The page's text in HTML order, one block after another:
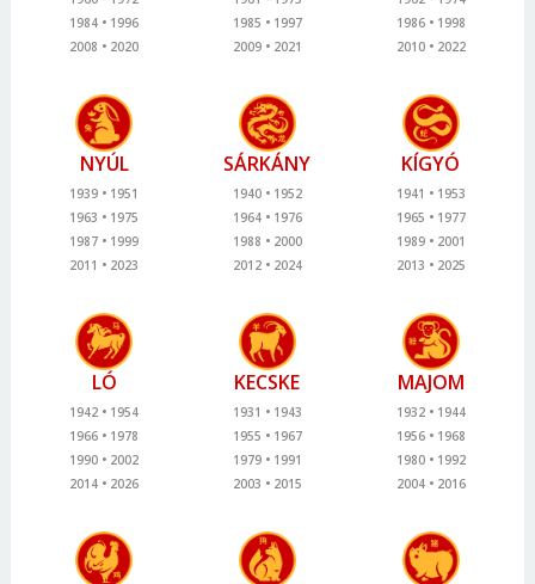
1984
1996
2008
2020
1985
1997
2009
2021
1986
1998
2010
2022
NYÚL
1939
1951
1963
1975
1987
1999
2011
2023
SÁRKÁNY
1940
1952
1964
1976
1988
2000
2012
2024
KÍGYÓ
1941
1953
1965
1977
1989
2001
2013
2025
LÓ
1942
1954
1966
1978
1990
2002
2014
2026
KECSKE
1931
1943
1955
1967
1979
1991
2003
2015
MAJOM
1932
1944
1956
1968
1980
1992
2004
2016